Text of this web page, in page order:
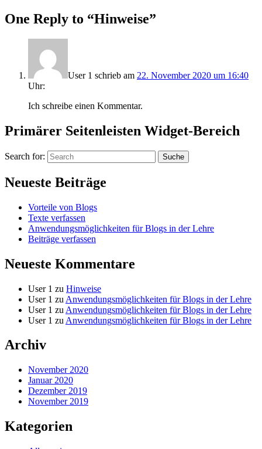
One Reply to “Hinweise”
User 1 schrieb am 22. November 2020 um 16:40
Uhr:
Ich schreibe einen Kommentar.
Primärer Seitenleisten Widget-Bereich
Search for: Suche
Neueste Beiträge
Vorteile von Blogs
Texte verfassen
Anwendungsmöglichkeiten für Blogs in der Lehre
Beiträge verfassen
Neueste Kommentare
User 1 zu Hinweise
User 1 zu Anwendungsmöglichkeiten für Blogs in der Lehre
User 1 zu Anwendungsmöglichkeiten für Blogs in der Lehre
User 1 zu Anwendungsmöglichkeiten für Blogs in der Lehre
Archiv
November 2020
Januar 2020
Dezember 2019
November 2019
Kategorien